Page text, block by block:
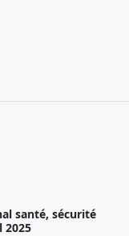
santé, sécurité
2025